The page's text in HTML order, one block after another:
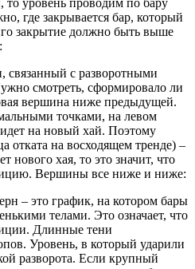
то уровень проводим по бару
где закрывается бар, который
закрытие должно быть выше
связанный с разворотными
смотреть, сформировало ли
вершина ниже предыдущей.
точками, на левом
на новый хай. Поэтому
отката на восходящем тренде) –
нового хая, то это значит, что
Вершины все ниже и ниже:
– это график, на котором бары
телами. Это означает, что
Длинные тени
Уровень, в который ударили
разворота. Если крупный